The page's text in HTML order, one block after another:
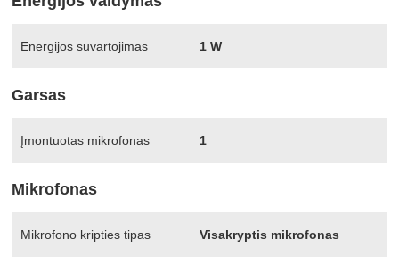
Energijos suvartojimas 1 W
Garsas
Įmontuotas mikrofonas 1
Mikrofonas
Mikrofono kripties tipas Visakryptis mikrofonas